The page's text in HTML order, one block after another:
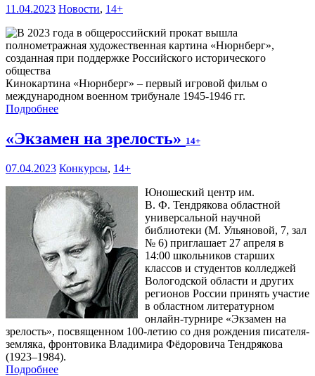
11.04.2023 Новости, 14+
Кинокартина «Нюрнберг» – первый игровой фильм о
международном военном трибунале 1945-1946 гг.
Подробнее
«Экзамен на зрелость» 14+
07.04.2023 Конкурсы, 14+
Юношеский центр им.
В. Ф. Тендрякова областной
универсальной научной
библиотеки (М. Ульяновой, 7, зал
№ 6) приглашает 27 апреля в
14:00 школьников старших
классов и студентов колледжей
Вологодской области и других
регионов России принять участие
в областном литературном
онлайн-турнире «Экзамен на
зрелость», посвященном 100-летию со дня рождения писателя-
земляка, фронтовика Владимира Фёдоровича Тендрякова
(1923–1984).
Подробнее